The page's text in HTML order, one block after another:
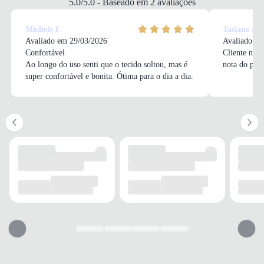
Flatform
Borracha
ADERÊNCIA
Alta
AMORTECIMENTO
Médio
FECHAMENTO
TIPO
Elástico
Frontal
AJUSTE
5.0/5.0 - Baseado em 2 avaliações
Michele F.
Avaliado em 29/03/2026
Confortável
Ao longo do uso senti que o tecido soltou, mas é
super confortável e bonita. Ótima para o dia a dia.
Tatiane A.
Avaliado
Cliente não
nota do